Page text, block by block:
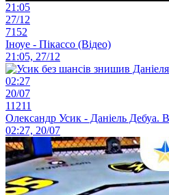
21:05
27/12
7152
Іноуе - Пікассо (Відео)
21:05, 27/12
02:27
20/07
11211
Олександр Усик - Даніель Дебуа.
02:27, 20/07